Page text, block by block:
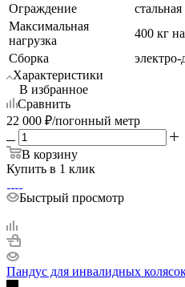
Ограждение
Максимальная
нагрузка
400 кг
Сборка
электро-
Характеристики
В избранное
Сравнить
22 000 ₽/погонный метр
В корзину
Купить в 1 клик
Быстрый просмотр
Пандус для инвалидных